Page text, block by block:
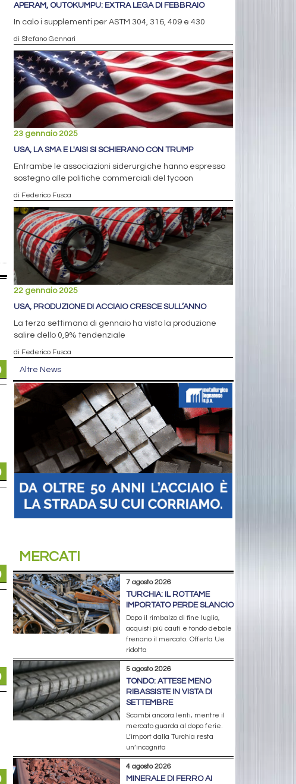
APERAM, OUTOKUMPU: EXTRA LEGA DI FEBBRAIO
In calo i supplementi per ASTM 304, 316, 409 e 430
di Stefano Gennari
23 gennaio 2025
USA, LA SMA E L'AISI SI SCHIERANO CON TRUMP
Entrambe le associazioni siderurgiche hanno espresso
sostegno alle politiche commerciali del tycoon
di Federico Fusca
22 gennaio 2025
USA, PRODUZIONE DI ACCIAIO CRESCE SULL’ANNO
La terza settimana di gennaio ha visto la produzione
salire dello 0,9% tendenziale
di Federico Fusca
Altre News
MERCATI
7 agosto 2026
TURCHIA: IL ROTTAME
IMPORTATO PERDE SLANCIO
Dopo il rimbalzo di fine luglio,
acquisti più cauti e tondo debole
frenano il mercato. Offerta Ue
ridotta
5 agosto 2026
TONDO: ATTESE MENO
RIBASSISTE IN VISTA DI
SETTEMBRE
Scambi ancora lenti, mentre il
mercato guarda al dopo ferie.
L’import dalla Turchia resta
un’incognita
4 agosto 2026
MINERALE DI FERRO AI